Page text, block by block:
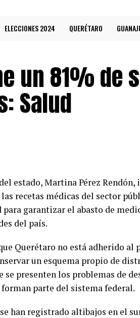
ELECCIONES 2024 QUERÉTARO
un 81% de
Salud
estado, Martina Pérez
recetas médicas del sector
garantizar el abasto de
del país.
Querétaro no está adherido al
un esquema propio de
se presenten los problemas de
parte del sistema federal.
han registrado altibajos en el